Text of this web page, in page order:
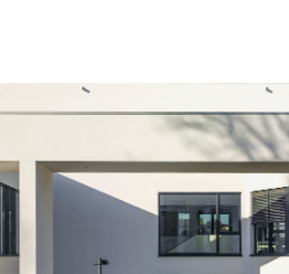
Urheberrechte liegen bei der
eG, es sei denn, ein anderer
bei Bildern und Fotos von
Fällen wenden Sie sich bitte an
wenn Sie das Material